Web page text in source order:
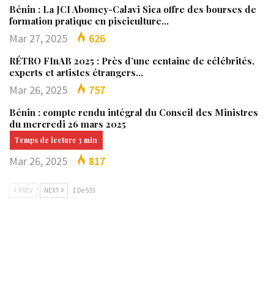
Bénin : La JCI Abomey-Calavi Sica offre des bourses de
formation pratique en pisciculture…
Mar 27, 2025 626
RÉTRO FInAB 2025 : Près d’une centaine de célébrités,
experts et artistes étrangers…
Mar 26, 2025 757
Bénin : compte rendu intégral du Conseil des Ministres
du mercredi 26 mars 2025
Mar 26, 2025 817
PREV NEXT 1 De 533